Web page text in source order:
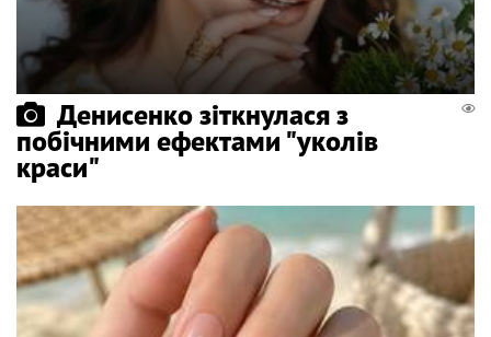
Денисенко зіткнулася з
побічними ефектами "уколів
краси"